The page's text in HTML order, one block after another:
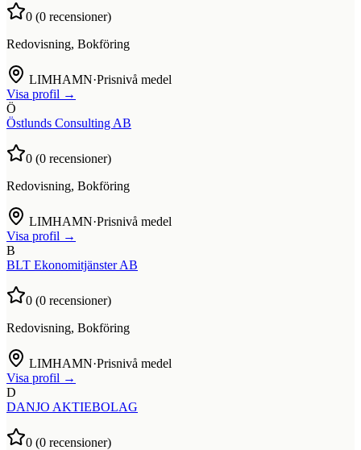
0 (0 recensioner)
Redovisning, Bokföring
LIMHAMN·Prisnivå medel
Visa profil →
Ö
Östlunds Consulting AB
0 (0 recensioner)
Redovisning, Bokföring
LIMHAMN·Prisnivå medel
Visa profil →
B
BLT Ekonomitjänster AB
0 (0 recensioner)
Redovisning, Bokföring
LIMHAMN·Prisnivå medel
Visa profil →
D
DANJO AKTIEBOLAG
0 (0 recensioner)